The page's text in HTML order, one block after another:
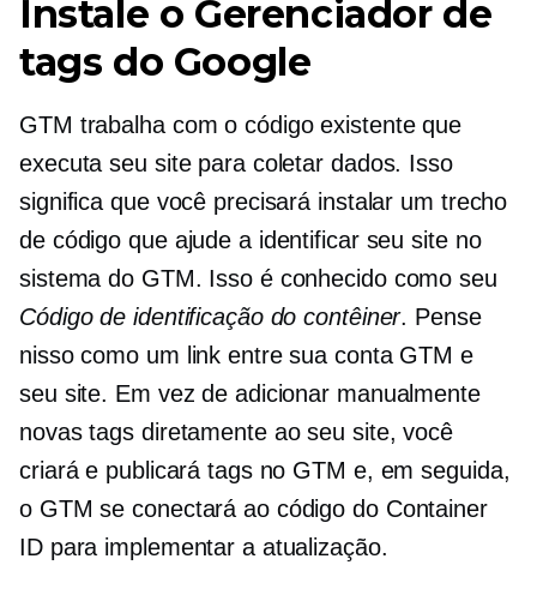
Instale o Gerenciador de
tags do Google
GTM trabalha com o código existente que
executa seu site para coletar dados. Isso
significa que você precisará instalar um trecho
de código que ajude a identificar seu site no
sistema do GTM. Isso é conhecido como seu
Código de identificação do contêiner. Pense
nisso como um link entre sua conta GTM e
seu site. Em vez de adicionar manualmente
novas tags diretamente ao seu site, você
criará e publicará tags no GTM e, em seguida,
o GTM se conectará ao código do Container
ID para implementar a atualização.